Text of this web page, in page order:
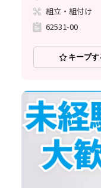
組立・組付け
62531-00
キープす